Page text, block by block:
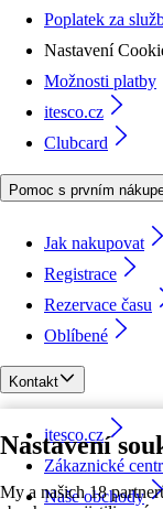
Nastavení
My a našich 18
Poplatek za
Nastavení
Možnosti platby
itesco.cz
Clubcard
Pomoc s prvním
Jak nakupovat
Registrace
Rezervace času
Oblíbené
Kontakt
itesco.cz
Zákaznické
Naše obchody